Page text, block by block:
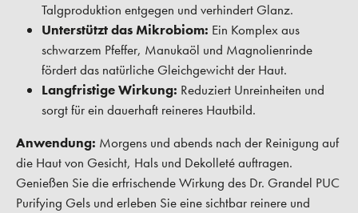
Talgproduktion entgegen und verhindert Glanz.
Unterstützt das Mikrobiom: Ein Komplex aus
schwarzem Pfeffer, Manukaöl und Magnolienrinde
fördert das natürliche Gleichgewicht der Haut.
Langfristige Wirkung: Reduziert Unreinheiten und
sorgt für ein dauerhaft reineres Hautbild.
Anwendung: Morgens und abends nach der Reinigung auf
die Haut von Gesicht, Hals und Dekolleté auftragen.
Genießen Sie die erfrischende Wirkung des Dr. Grandel PUC
Purifying Gels und erleben Sie eine sichtbar reinere und